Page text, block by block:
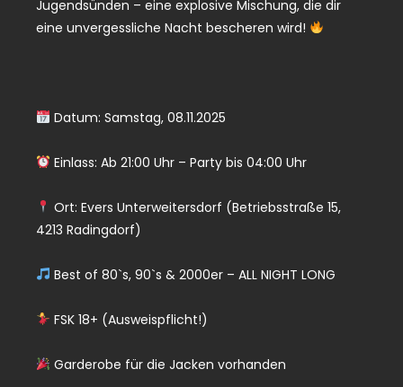
Jugendsünden – eine explosive Mischung, die dir
eine unvergessliche Nacht bescheren wird!
Datum: Samstag, 08.11.2025
Einlass: Ab 21:00 Uhr – Party bis 04:00 Uhr
Ort: Evers Unterweitersdorf (Betriebsstraße 15,
4213 Radingdorf)
Best of 80`s, 90`s & 2000er – ALL NIGHT LONG
FSK 18+ (Ausweispflicht!)
Garderobe für die Jacken vorhanden